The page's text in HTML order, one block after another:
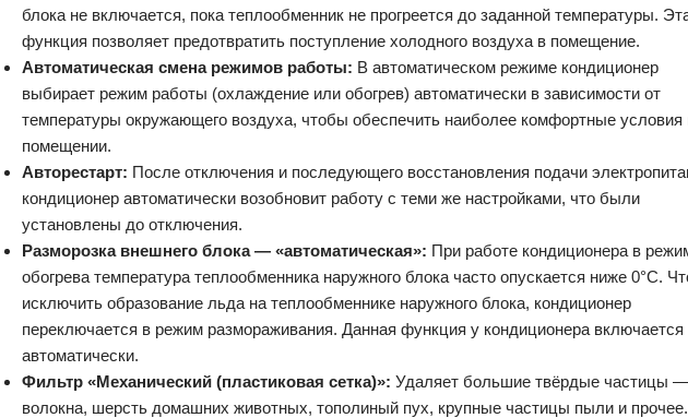
блока не включается, пока теплообменник не прогреется до заданной температуры.
функция позволяет предотвратить поступление холодного воздуха в помещение.
Автоматическая смена режимов работы: В автоматическом режиме кондиционер
выбирает режим работы (охлаждение или обогрев) автоматически в зависимости от
температуры окружающего воздуха, чтобы обеспечить наиболее комфортные условия
помещении.
Авторестарт: После отключения и последующего восстановления подачи
кондиционер автоматически возобновит работу с теми же настройками, что были
установлены до отключения.
Разморозка внешнего блока — «автоматическая»: При работе кондиционера в
обогрева температура теплообменника наружного блока часто опускается ниже 0°С.
исключить образование льда на теплообменнике наружного блока, кондиционер
переключается в режим размораживания. Данная функция у кондиционера включается
автоматически.
Фильтр «Механический (пластиковая сетка)»: Удаляет большие твёрдые частицы —
волокна, шерсть домашних животных, тополиный пух, крупные частицы пыли и прочее.